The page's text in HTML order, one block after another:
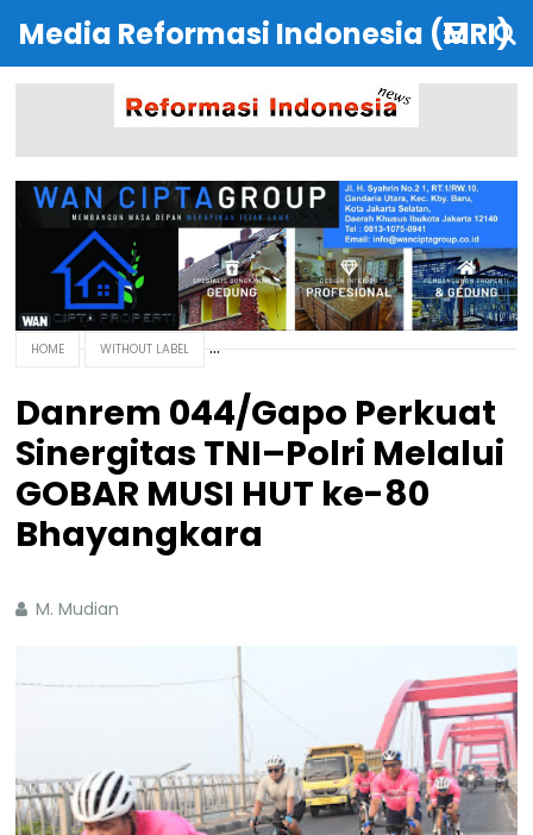
Media Reformasi Indonesia (MRI)
HOME WITHOUT LABEL
Danrem 044/Gapo Perkuat
Sinergitas TNI–Polri Melalui
GOBAR MUSI HUT ke-80
Bhayangkara
M. Mudian